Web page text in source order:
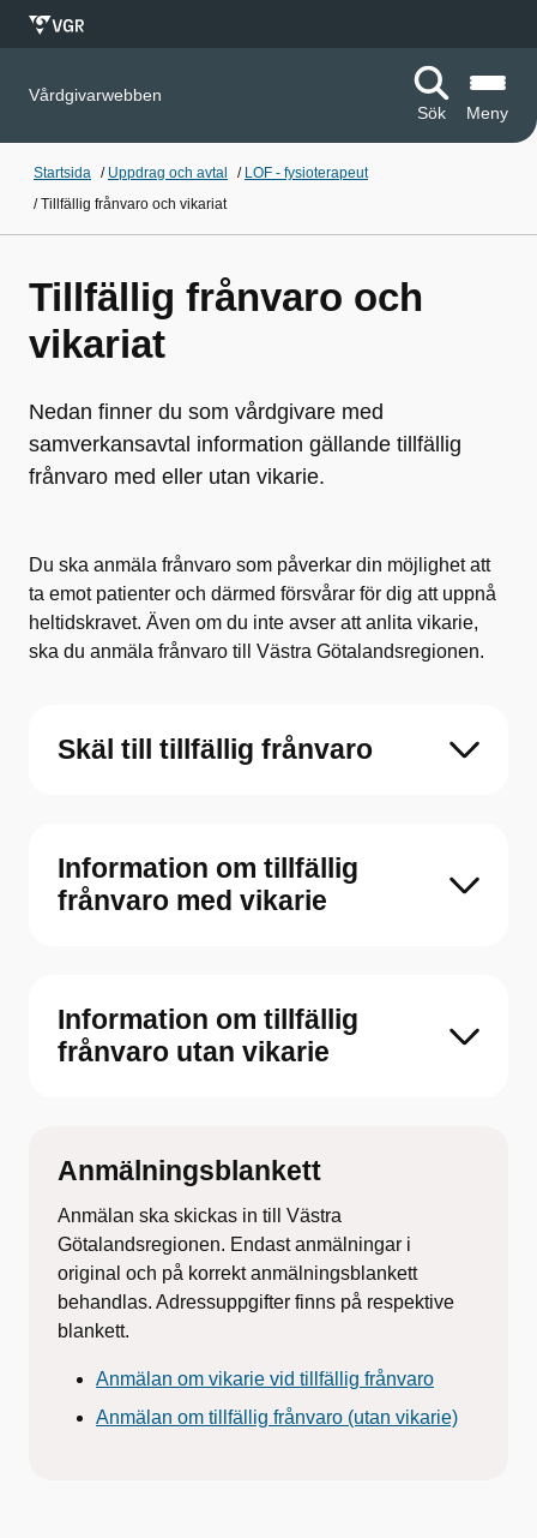
Vårdgivarwebben
Sök
Meny
Startsida / Uppdrag och avtal / LOF - fysioterapeut
/Tillfällig frånvaro och vikariat
Tillfällig frånvaro och
vikariat
Nedan finner du som vårdgivare med
samverkansavtal information gällande tillfällig
frånvaro med eller utan vikarie.
Du ska anmäla frånvaro som påverkar din möjlighet att
ta emot patienter och därmed försvårar för dig att uppnå
heltidskravet. Även om du inte avser att anlita vikarie,
ska du anmäla frånvaro till Västra Götalandsregionen.
Skäl till tillfällig frånvaro
Information om tillfällig
frånvaro med vikarie
Information om tillfällig
frånvaro utan vikarie
Anmälningsblankett
Anmälan ska skickas in till Västra
Götalandsregionen. Endast anmälningar i
original och på korrekt anmälningsblankett
behandlas. Adressuppgifter finns på respektive
blankett.
Anmälan om vikarie vid tillfällig frånvaro
Anmälan om tillfällig frånvaro (utan vikarie)